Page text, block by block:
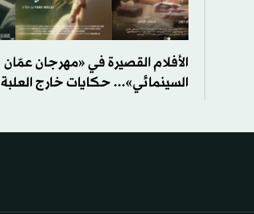
الأفلام القصيرة في «مهرجان عمّان
السينمائي»... حكايات خارج العلبة